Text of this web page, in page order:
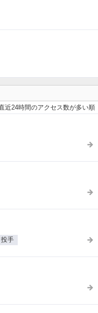
近24時間のアクセス数が多い順
手